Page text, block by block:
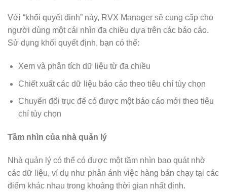
Với “khối quyết định” này, RVX Manager sẽ cung cấp cho
người dùng một cái nhìn đa chiều dựa trên các báo cáo.
Sử dụng khối quyết định, bạn có thể:
Xem và phân tích dữ liệu từ đa chiều
Chiết xuất các dữ liệu báo cáo theo tiêu chí tùy chọn
Chuyển đổi trục để có được một báo cáo mới theo tiêu
chí tùy chọn
Tầm nhìn của nhà quản lý
Nhà quản lý có thể có được một tầm nhìn bao quát nhờ
các dữ liệu, ví dụ như phản ánh việc hàng bán chạy tại các
điểm khác nhau trong khoảng thời gian nhất định.